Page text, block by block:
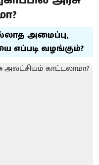
அமைப்பு,
எப்படி வழங்கும்?